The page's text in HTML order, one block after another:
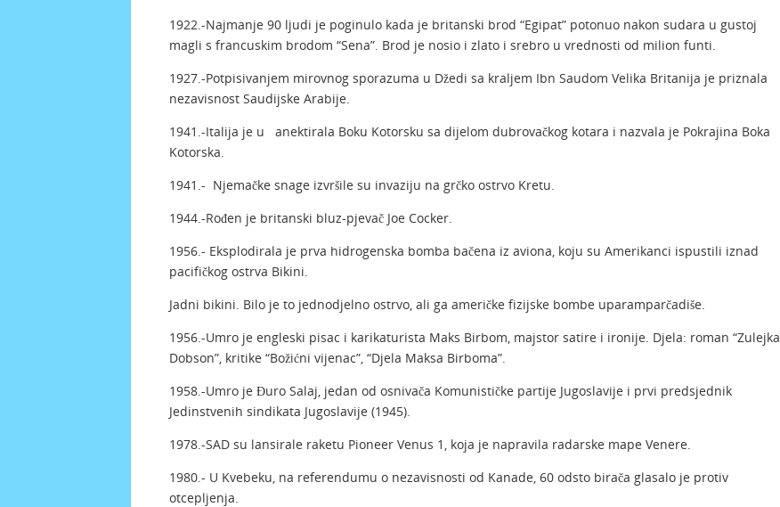
1922.-Najmanje 90 ljudi je poginulo kada je britanski brod “Egipat” potonuo nakon sudara u gustoj
magli s francuskim brodom “Sena”. Brod je nosio i zlato i srebro u vrednosti od milion funti.
1927.-Potpisivanjem mirovnog sporazuma u Džedi sa kraljem Ibn Saudom Velika Britanija je priznala
nezavisnost Saudijske Arabije.
1941.-Italija je u anektirala Boku Kotorsku sa dijelom dubrovačkog kotara i nazvala je Pokrajina Boka
Kotorska.
1941.- Njemačke snage izvršile su invaziju na grčko ostrvo Kretu.
1944.-Rođen je britanski bluz-pjevač Joe Cocker.
1956.- Eksplodirala je prva hidrogenska bomba bačena iz aviona, koju su Amerikanci ispustili iznad
pacifičkog ostrva Bikini.
Jadni bikini. Bilo je to jednodjelno ostrvo, ali ga američke fizijske bombe uparamparčadiše.
1956.-Umro je engleski pisac i karikaturista Maks Birbom, majstor satire i ironije. Djela: roman “Zulejka
Dobson”, kritike “Božićni vijenac”, “Djela Maksa Birboma”.
1958.-Umro je Đuro Salaj, jedan od osnivača Komunističke partije Jugoslavije i prvi predsjednik
Jedinstvenih sindikata Jugoslavije (1945).
1978.-SAD su lansirale raketu Pioneer Venus 1, koja je napravila radarske mape Venere.
1980.- U Kvebeku, na referendumu o nezavisnosti od Kanade, 60 odsto birača glasalo je protiv
otcepljenja.